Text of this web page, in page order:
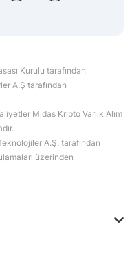
Kurulu tarafından
A.Ş tarafından
Midas Kripto Varlık Alım
A.Ş. tarafından
üzerinden